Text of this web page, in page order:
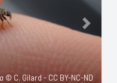
© C. Gilard - CC BY-NC-ND
Next